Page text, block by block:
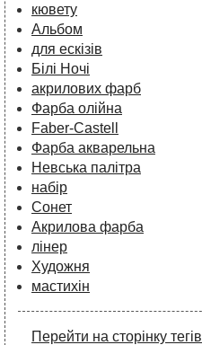
кювету
Альбом
для ескізів
Білі Ночі
акрилових фарб
Фарба олійна
Faber-Castell
Фарба акварельна
Невська палітра
набір
Сонет
Акрилова фарба
лінер
Художня
мастихін
Перейти на сторінку тегів